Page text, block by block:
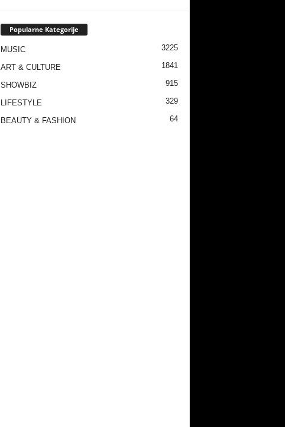
Popularne Kategorije
MUSIC 3225
ART & CULTURE 1841
SHOWBIZ 915
LIFESTYLE 329
BEAUTY & FASHION 64